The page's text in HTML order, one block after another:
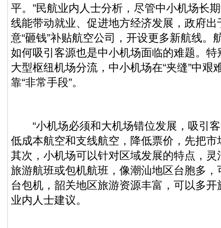
平。”民航业内人士分析，尽管中小机场长
线能带动就业、促进地方经济发展，政府
意“砸钱”补贴航空公司，开设更多新航线。
如何吸引客源也是中小机场面临的难题。
大型枢纽机场分流，中小机场在“夹缝”中艰
靠“非常手段”。
“小机场必须和大机场错位发展，吸引客
低成本航空和支线航空，降低票价，先把
其次，小机场可以针对区域发展的特点，
旅游航班或包机航班，像潮汕地区台胞多
台包机，韶关地区旅游资源丰富，可以多开
业内人士建议。